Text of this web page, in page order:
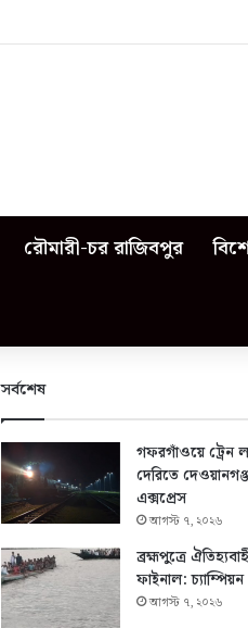
রৌমারী-চর রাজিবপুর
সর্বশেষ
গফরগাঁওয়ে ট্রেন
দেরিতে
এক্সপ্রেস
আগস্ট ৭, ২০২৬
ব্রহ্মপুত্রে
ফাইনাল:
আগস্ট ৭, ২০২৬